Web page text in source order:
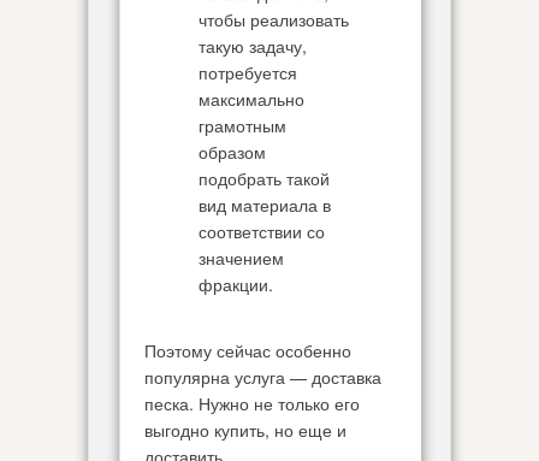
чтобы реализовать
такую задачу,
потребуется
максимально
грамотным
образом
подобрать такой
вид материала в
соответствии со
значением
фракции.
Поэтому сейчас особенно
популярна услуга — доставка
песка. Нужно не только его
выгодно купить, но еще и
доставить.